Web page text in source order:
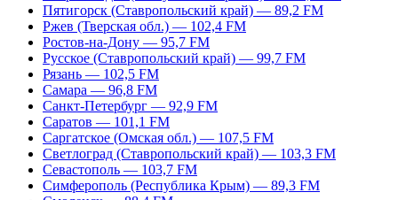
Пятигорск (Ставропольский край) — 89,2 FM
Ржев (Тверская обл.) — 102,4 FM
Ростов-на-Дону — 95,7 FM
Русское (Ставропольский край) — 99,7 FM
Рязань — 102,5 FM
Самара — 96,8 FM
Санкт-Петербург — 92,9 FM
Саратов — 101,1 FM
Саргатское (Омская обл.) — 107,5 FM
Светлоград (Ставропольский край) — 103,3 FM
Севастополь — 103,7 FM
Симферополь (Республика Крым) — 89,3 FM